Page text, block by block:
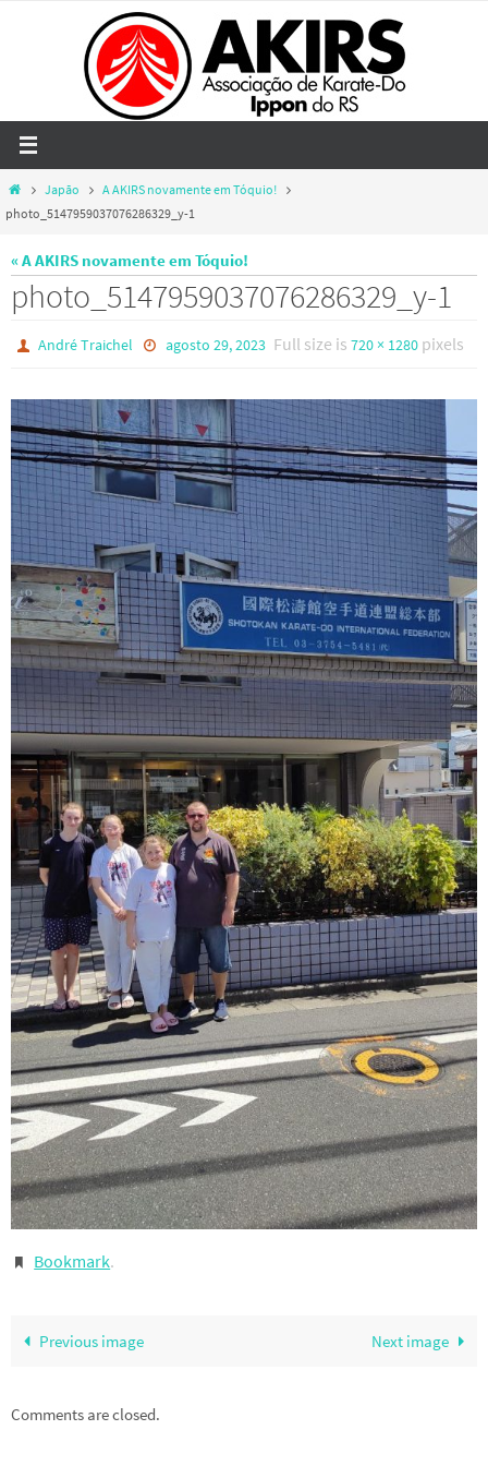
HomeJapão
A AKIRS novamente em Tóquio!
photo_5147959037076286329_y-1
« A AKIRS novamente em Tóquio!
photo_5147959037076286329_y-1
André Traichel agosto 29, 2023 Full size is 720 × 1280pixels
Bookmark.
Previous image Next image
Comments are closed.